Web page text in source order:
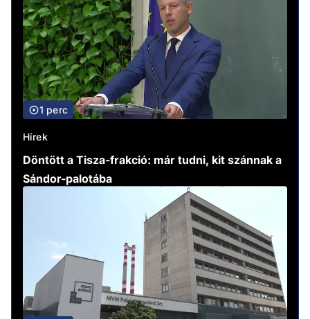
1 perc
Hírek
Döntött a Tisza-frakció: már tudni, kit szánnak a
Sándor-palotába